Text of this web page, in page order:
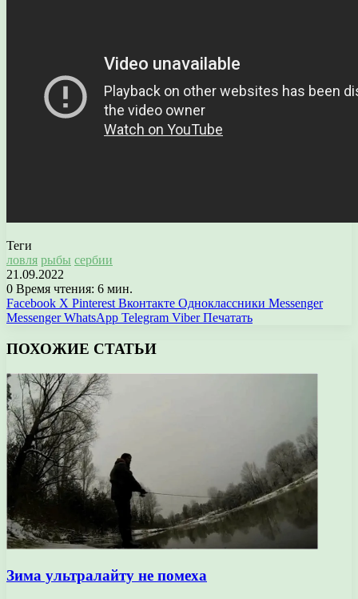
Теги
ловля рыбы сербии
21.09.2022
0 Время чтения: 6 мин.
Facebook X Pinterest Вконтакте Одноклассники Messenger
Messenger WhatsApp Telegram Viber Печатать
ПОХОЖИЕ СТАТЬИ
Зима ультралайту не помеха